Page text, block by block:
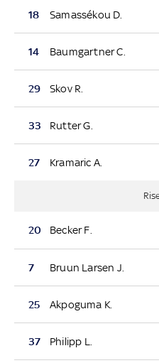
18 Samassékou D.
14 Baumgartner C.
29 Skov R.
33 Rutter G.
27 Kramaric A.
20 Becker F.
7 Bruun Larsen J.
25 Akpoguma K.
37 Philipp L.